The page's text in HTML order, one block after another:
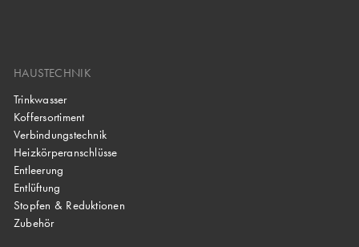
HAUSTECHNIK
Trinkwasser
Koffersortiment
Verbindungstechnik
Heizkörperanschlüsse
Entleerung
Entlüftung
Stopfen & Reduktionen
Zubehör